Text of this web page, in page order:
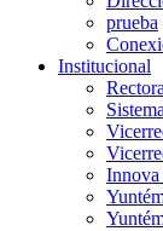
prueba
Institucional